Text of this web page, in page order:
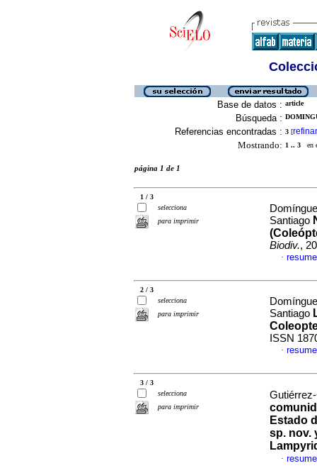
Base de datos : article
Búsqueda :
Referencias encontradas : 3 [refinar
Mostrando: 1 .. 3 en
página 1 de 1
1 / 3
selecciona
para imprimir
Santiago
Biodiv.,
·
2 / 3
selecciona
para imprimir
Santiago
ISSN
·
3 / 3
selecciona
para imprimir
Estado
sp. nov.
·